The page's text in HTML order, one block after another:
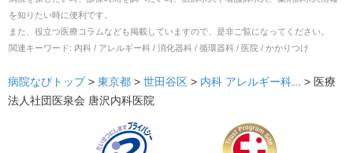
を知りたい時に便利です。
また、役立つ医療コラムなども掲載していますので、是非ご覧になってください。
関連キーワード: 内科 / アレルギー科 / 消化器科 / 循環器科 / 医院 / かかりつけ
病院なびトップ > 東京都 > 世田谷区 > 内科 アレルギー科 ... > 医療
法人社団医泉会 唐沢内科医院